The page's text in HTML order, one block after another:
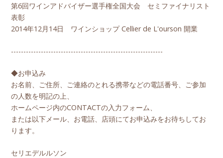
第6回ワインアドバイザー選手権全国大会 セミファイナリスト
表彰
2014年12月14日 ワインショップ Cellier de L'ourson 開業
-------------------------------------------------------------
◆お申込み
お名前、ご住所、ご連絡のとれる携帯などの電話番号、ご参加
の人数を明記の上、
ホームページ内のCONTACTの入力フォーム、
または以下メール、お電話、店頭にてお申込みをお待ちしてお
ります。
セリエデルルソン